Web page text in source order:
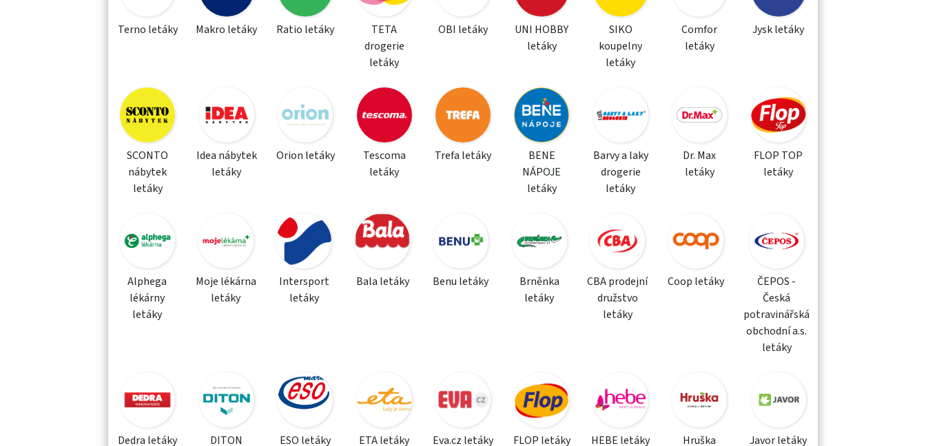
Terno letáky Makro letáky Ratio letáky
TETA
drogerie
letáky
OBI letáky
UNI HOBBY
letáky
SIKO
koupelny
letáky
Comfor
letáky
Jysk letáky
SCONTO
nábytek
letáky
Idea nábytek
letáky
Orion letáky
Tescoma
letáky
Trefa letáky
BENE
NÁPOJE
letáky
Barvy a laky
drogerie
letáky
Dr. Max
letáky
FLOP TOP
letáky
Alphega
lékárny
letáky
Moje lékárna
letáky
Intersport
letáky
Bala letáky Benu letáky
Brněnka
letáky
CBA prodejní
družstvo
letáky
Coop letáky
ČEPOS -
Česká
potravinářská
obchodní a.s.
letáky
Dedra letáky DITON ESO letáky ETA letáky Eva.cz letáky FLOP letáky HEBE letáky Hruška Javor letáky